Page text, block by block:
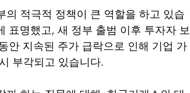
적극적 정책이 큰 역할을 하고 있습
표명했고, 새 정부 출범 이후 투자자 보
안 지속된 주가 급락으로 인해 기업 가
부각되고 있습니다.